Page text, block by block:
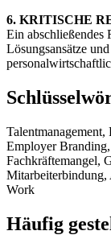
6. KRITISCHE
Ein abschließendes
Lösungsansätze
Employer
Fachkräftemangel,
Mitarbeiterbindung,
Work
Häufig